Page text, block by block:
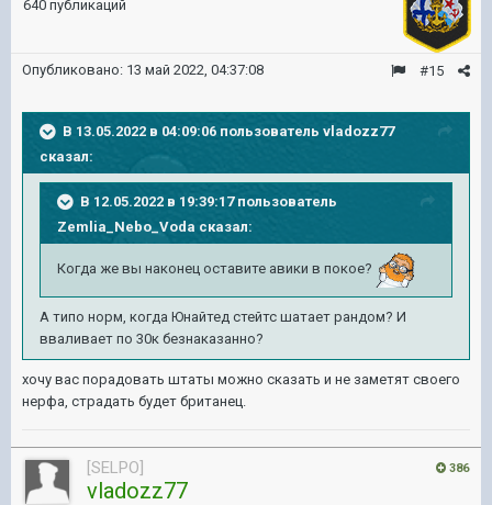
640 публикаций
#15
Опубликовано: 13 май 2022, 04:37:08
В 13.05.2022 в 04:09:06 пользователь vladozz77
сказал:
В 12.05.2022 в 19:39:17 пользователь
Zemlia_Nebo_Voda сказал:
Когда же вы наконец оставите авики в покое?
А типо норм, когда Юнайтед стейтс шатает рандом? И
вваливает по 30к безнаказанно?
хочу вас порадовать штаты можно сказать и не заметят своего
нерфа, страдать будет британец.
386
[SELPO]
vladozz77